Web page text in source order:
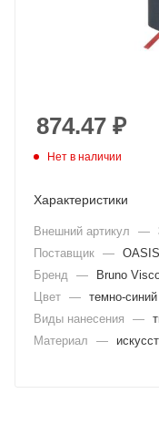
874.47 ₽
Нет в наличии
Характеристики
Внешний артикул —
Поставщик —
Бренд
—
Bruno
Цвет — темно-синий
Виды нанесения
—
Материал
—